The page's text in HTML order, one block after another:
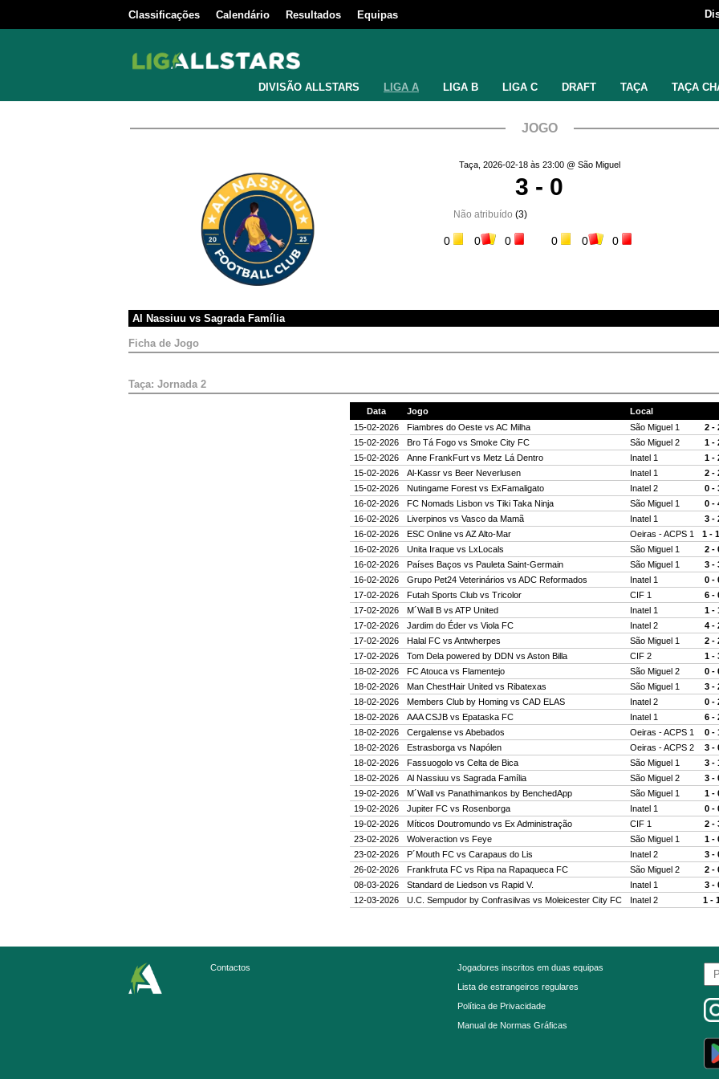
Classificações Calendário Resultados Equipas
DIVISÃO ALLSTARS LIGA A LIGA B LIGA C DRAFT TAÇA TAÇA
JOGO
Taça, 2026-02-18 às 23:00 @ São Miguel
3 - 0
Não atribuído (3)
0 0 0 0 0 0
Al Nassiuu vs Sagrada Família
Ficha de Jogo
Taça: Jornada 2
Data Jogo
Local
15-02-2026
Fiambres do Oeste vs AC Milha São Miguel 1
2 -
15-02-2026
Bro Tá Fogo vs Smoke City FC São Miguel 2
1 -
15-02-2026
Anne FrankFurt vs Metz Lá Dentro Inatel 1
1 -
15-02-2026
Al-Kassr vs Beer Neverlusen Inatel 1
2 -
15-02-2026
Nutingame Forest vs ExFamaligato Inatel 2
0 -
16-02-2026
FC Nomads Lisbon vs Tiki Taka Ninja São Miguel 1
0 -
16-02-2026
Liverpinos vs Vasco da Mamã Inatel 1
3 -
16-02-2026
ESC Online vs AZ Alto-Mar Oeiras - ACPS 1
1 -
16-02-2026
Unita Iraque vs LxLocals São Miguel 1
2 -
16-02-2026
Países Baços vs Pauleta Saint-Germain São Miguel 1
3 -
16-02-2026
Grupo Pet24 Veterinários vs ADC Reformados Inatel 1
0 -
17-02-2026
Futah Sports Club vs Tricolor CIF 1
6 -
17-02-2026
M´Wall B vs ATP United Inatel 1
1 -
17-02-2026
Jardim do Éder vs Viola FC Inatel 2
4 -
17-02-2026
Halal FC vs Antwherpes São Miguel 1
2 -
17-02-2026
Tom Dela powered by DDN vs Aston Billa CIF 2
1 -
18-02-2026
FC Atouca vs Flamentejo São Miguel 2
0 -
18-02-2026
Man ChestHair United vs Ribatexas São Miguel 1
3 -
18-02-2026
Members Club by Homing vs CAD ELAS Inatel 2
0 -
18-02-2026
AAA CSJB vs Epataska FC Inatel 1
6 -
18-02-2026
Cergalense vs Abebados Oeiras - ACPS 1
0 -
18-02-2026
Estrasborga vs Napólen Oeiras - ACPS 2
3 -
18-02-2026
Fassuogolo vs Celta de Bica São Miguel 1
3 -
18-02-2026
Al Nassiuu vs Sagrada Família São Miguel 2
3 -
19-02-2026
M´Wall vs Panathimankos by BenchedApp São Miguel 1
1 -
19-02-2026
Jupiter FC vs Rosenborga Inatel 1
0 -
19-02-2026
Míticos Doutromundo vs Ex Administração CIF 1
2 -
23-02-2026
Wolveraction vs Feye São Miguel 1
1 -
23-02-2026
P´Mouth FC vs Carapaus do Lis Inatel 2
3 -
26-02-2026
Frankfruta FC vs Ripa na Rapaqueca FC São Miguel 2
2 -
08-03-2026
Standard de Liedson vs Rapid V. Inatel 1
3 -
12-03-2026
U.C. Sempudor by Confrasilvas vs Moleicester City FC Inatel 2 1 -
Contactos
Jogadores inscritos em duas equipas
Lista de estrangeiros regulares
Política de Privacidade
Manual de Normas Gráficas